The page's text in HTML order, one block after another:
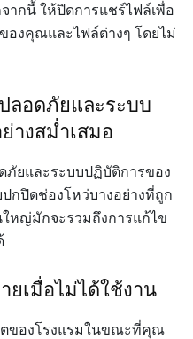
ากนี้ ให้ปิดการแชร์ไฟล์เพื่อ
องคุณและไฟล์ต่างๆ โดยไม่
ลอดภัยและระบบ
างสม่ำเสมอ
ภัยและระบบปฏิบัติการของ
ปกปิดช่องโหว่บางอย่างที่ถูก
ใหญ่มักจะรวมถึงการแก้ไข
ยเมื่อไม่ได้ใช้งาน
ตของโรงแรมในขณะที่คุณ